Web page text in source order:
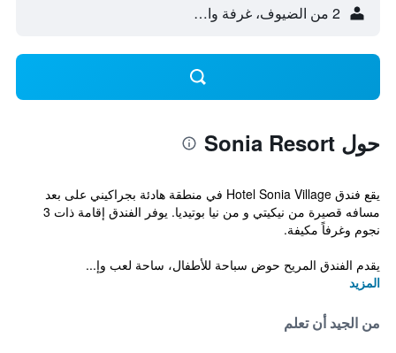
2 من الضيوف، غرفة واحدة
حول Sonia Resort
يقع فندق Hotel Sonia Village في منطقة هادئة بجراكيني على بعد
مسافه قصيرة من نيكيتي و من نيا بوتيديا. يوفر الفندق إقامة ذات 3
نجوم وغرفاً مكيفة.
يقدم الفندق المريح حوض سباحة للأطفال، ساحة لعب وإ...
المزيد
من الجيد أن تعلم